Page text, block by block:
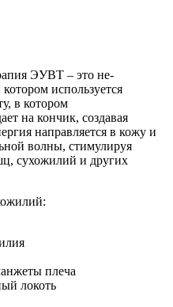
ЭУВТ – это не-
используется
в котором
на кончик, создавая
направляется в кожу и
волны, стимулируя
сухожилий и других
плеча
локоть